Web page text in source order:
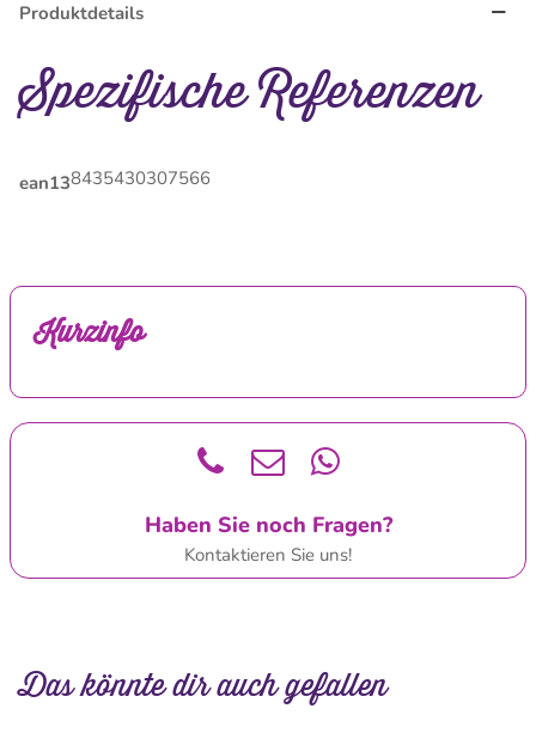
Produktdetails
Spezifische Referenzen
ean138435430307566
Kurzinfo
Haben Sie noch Fragen?
Kontaktieren Sie uns!
Das könnte dir auch gefallen